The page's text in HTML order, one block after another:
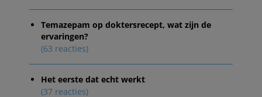
Temazepam op doktersrecept, wat zijn de
ervaringen?
(63 reacties)
Het eerste dat echt werkt
(37 reacties)